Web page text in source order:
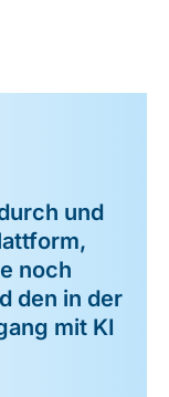
und
noch
den in der
mit KI